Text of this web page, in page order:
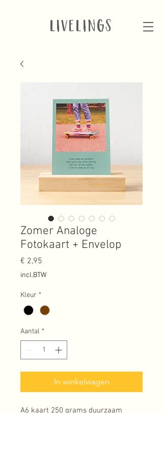
LIVELINGS
Zomer Analoge
Fotokaart + Envelop
€ 2,95
incl.BTW
Kleur *
Aantal *
In winkelwagen
A6 kaart 250 grams duurzaam